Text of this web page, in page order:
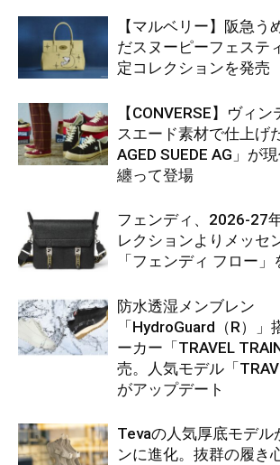
【マルベリー】阪急う
だスヌーピーフェステ
定コレクションを発売
【CONVERSE】ヴィ
スエード素材で仕上げ
AGED SUEDE AG」が
纏って登場
フェンディ、2026-27
レクションよりメッセ
「フェンディ フロー」
防水透湿メンブレン
「HydroGuard（R）
ーカー「TRAVEL
売。人気モデル「
がアップデート
Tevaの人気厚底モデル
ンに進化。抜群の履き